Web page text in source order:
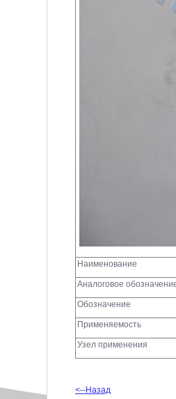
Наименование
Аналоговое
Обозначение
Применяемость
Узел применения
<--Назад